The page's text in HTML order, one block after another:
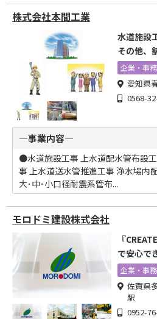
株式会社本間工業
水道施設
その他、
企業・事
愛知県
0568-
―事業内容―
●水道施設工事 上水道配水管布設
事 上水道送水管推進工事 浄水場内
大･中･小口径耐震系管布...
モロドミ建設株式会社
『
で安心で
企業・事
佐賀県
駅
0952-